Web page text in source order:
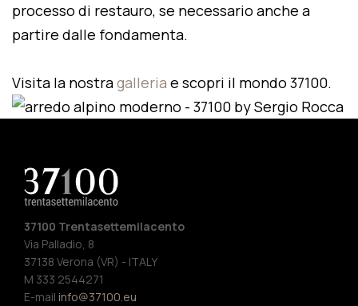
processo di restauro, se necessario anche a
partire dalle fondamenta.
Visita la nostragalleria e scopri il mondo 37100.
37100 Trentasettemilacento
Via Palladio, 8
37138 Verona (VR) - ITALY
M 333 2544271
E-mail info@37100.eu